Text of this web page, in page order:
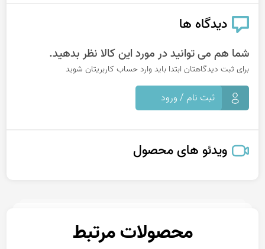
دیدگاه ها
شما هم می توانید در مورد این کالا نظر بدهید.
برای ثبت دیدگاهتان ابتدا باید وارد حساب کاربریتان شوید
ثبت نام / ورود
ویدئو های محصول
محصولات مرتبط